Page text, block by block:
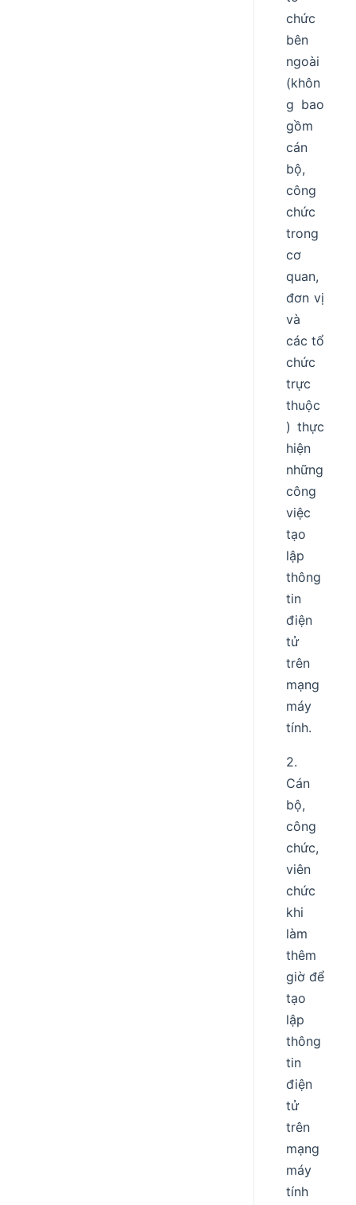
chức
bên
ngoài
(khôn
g bao
gồm
cán
bộ,
công
chức
trong
cơ
quan,
đơn vị
và
các tổ
chức
trực
thuộc
) thực
hiện
những
công
việc
tạo
lập
thông
tin
điện
tử
trên
mạng
máy
tính.
2.
Cán
bộ,
công
chức,
viên
chức
khi
làm
thêm
giờ để
tạo
lập
thông
tin
điện
tử
trên
mạng
máy
tính